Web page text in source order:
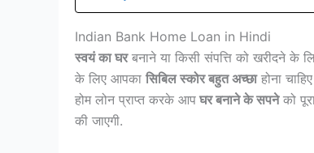
Indian Bank Home Loan in Hindi
स्वयं का घरबनाने या किसी संपत्ति को खरीदने के
के लिए आपका सिबिल स्कोर बहुत अच्छाहोना
होम लोन प्राप्त करके आप घर बनाने के सपनेको
की जाएगी.